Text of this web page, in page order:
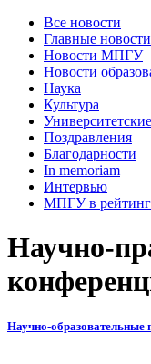
Все новости
Главные новости
Новости МПГУ
Новости
Наука
Культура
Поздравления
Благодарности
In memoriam
Интервью
МПГУ в
Научно-
Научно-образовательные